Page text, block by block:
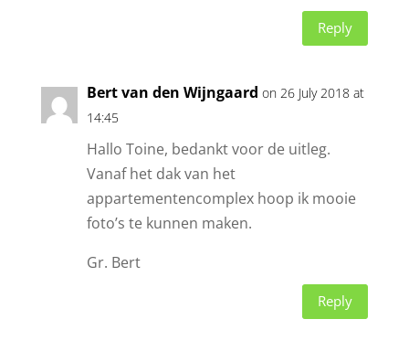
Reply
Bert van den Wijngaard on 26 July 2018 at
14:45
Hallo Toine, bedankt voor de uitleg.
Vanaf het dak van het
appartementencomplex hoop ik mooie
foto’s te kunnen maken.
Gr. Bert
Reply